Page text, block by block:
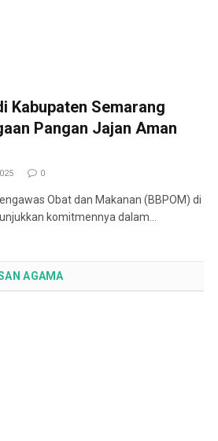
Kabupaten Semarang
Pangan Jajan Aman
0
Obat dan Makanan (BBPOM) di
komitmennya dalam…
AGAMA